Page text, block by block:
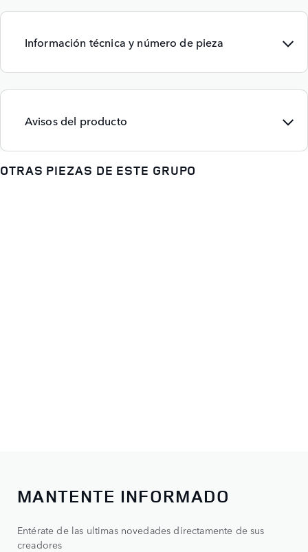
Información técnica y número de pieza
Avisos del producto
OTRAS PIEZAS DE ESTE GRUPO
MANTENTE INFORMADO
Entérate de las ultimas novedades directamente de sus
creadores